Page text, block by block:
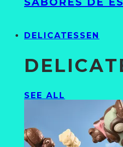
DELICATESSEN
SEE ALL